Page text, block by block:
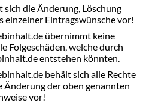
sich die Änderung, Löschung
einzelner Eintragswünsche vor!
übernimmt keine
Folgeschäden, welche durch
entstehen könnten.
behält sich alle Rechte
Änderung der oben genannten
vor!